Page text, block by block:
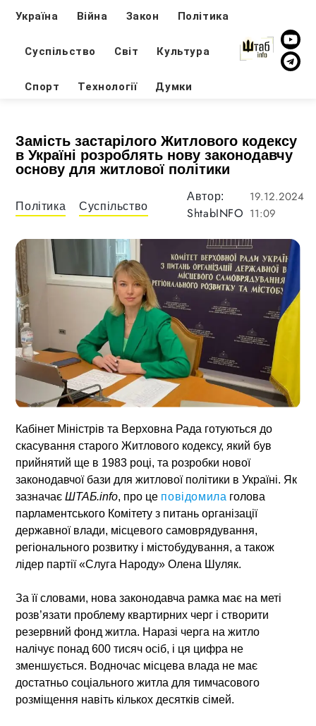
Україна Війна Закон Політика
Суспільство Світ Культура
Спорт Технології Думки
Замість застарілого Житлового кодексу
в Україні розроблять нову законодавчу
основу для житлової політики
Політика Суспільство
Автор:
ShtabINFO
19.12.2024
11:09
Кабінет Міністрів та Верховна Рада готуються до
скасування старого Житлового кодексу, який був
прийнятий ще в 1983 році, та розробки нової
законодавчої бази для житлової політики в Україні. Як
зазначаєШТАБ.info, про це повідомила голова
парламентського Комітету з питань організації
державної влади, місцевого самоврядування,
регіонального розвитку і містобудування, а також
лідер партії «Слуга Народу» Олена Шуляк.
За її словами, нова законодавча рамка має на меті
розв’язати проблему квартирних черг і створити
резервний фонд житла. Наразі черга на житло
налічує понад 600 тисяч осіб, і ця цифра не
зменшується. Водночас місцева влада не має
достатньо соціального житла для тимчасового
розміщення навіть кількох десятків сімей.